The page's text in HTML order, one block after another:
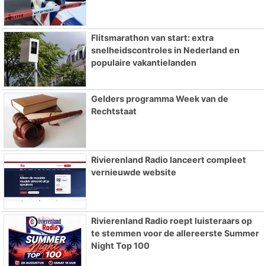
Flitsmarathon van start: extra
snelheidscontroles in Nederland en
populaire vakantielanden
Gelders programma Week van de
Rechtstaat
Rivierenland Radio lanceert compleet
vernieuwde website
Rivierenland Radio roept luisteraars op
te stemmen voor de allereerste Summer
Night Top 100